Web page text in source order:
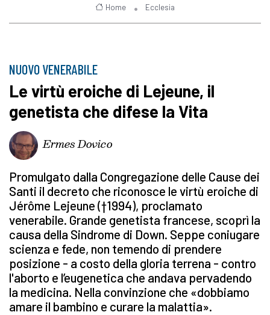
Home Ecclesia
NUOVO VENERABILE
Le virtù eroiche di Lejeune, il
genetista che difese la Vita
Ermes Dovico
Promulgato dalla Congregazione delle Cause dei
Santi il decreto che riconosce le virtù eroiche di
Jérôme Lejeune (†1994), proclamato
venerabile. Grande genetista francese, scoprì la
causa della Sindrome di Down. Seppe coniugare
scienza e fede, non temendo di prendere
posizione - a costo della gloria terrena - contro
l'aborto e l’eugenetica che andava pervadendo
la medicina. Nella convinzione che «dobbiamo
amare il bambino e curare la malattia».